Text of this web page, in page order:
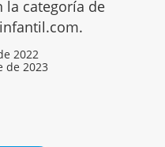
la categoría de
2022
de 2023